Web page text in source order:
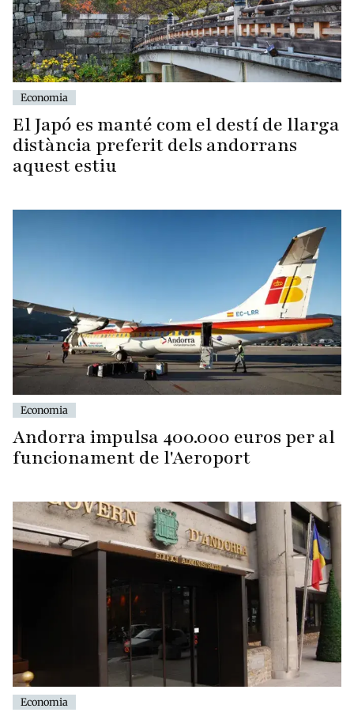
Economia
El Japó es manté com el destí de llarga
distància preferit dels andorrans
aquest estiu
Economia
Andorra impulsa 400.000 euros per al
funcionament de l'Aeroport
Economia